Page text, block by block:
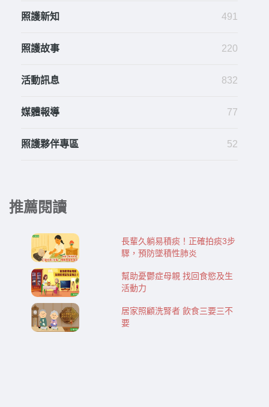
照護新知 491
照護故事 220
活動訊息 832
媒體報導 77
照護夥伴專區 52
推薦閱讀
長輩久躺易積痰！正確拍痰3步
驟，預防墜積性肺炎
幫助憂鬱症母親 找回食慾及生
活動力
居家照顧洗腎者 飲食三要三不
要